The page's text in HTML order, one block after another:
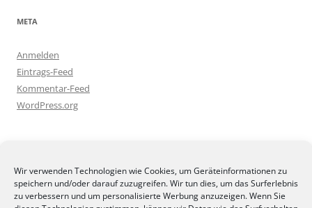
Wir verwenden Technologien wie Cookies, um Geräteinformationen zu
speichern und/oder darauf zuzugreifen. Wir tun dies, um das Surferlebnis
zu verbessern und um personalisierte Werbung anzuzeigen. Wenn Sie
META
Anmelden
Eintrags-Feed
Kommentar-Feed
WordPress.org